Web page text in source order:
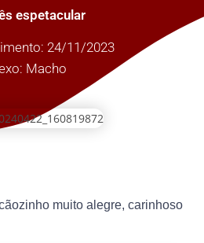
espetacular
24/11/2023
Macho
muito alegre, carinhoso